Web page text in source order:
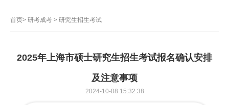
首页> 研考成考 > 研究生招生考试
2025年上海市硕士研究生招生考试报名确认安排
及注意事项
2024-10-08 15:32:38